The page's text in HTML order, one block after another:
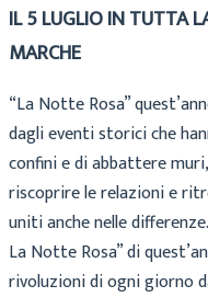
IL 5 LUGLIO IN TUTTA
MARCHE
“La Notte Rosa”
dagli eventi storici che
confini e di abbattere
riscoprire le relazioni e
uniti anche nelle differenze.
La Notte Rosa” di
rivoluzioni di ogni giorno